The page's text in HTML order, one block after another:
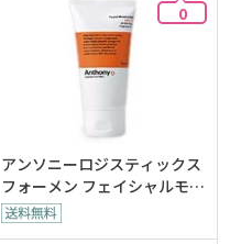
0
アンソニーロジスティックス
フォーメン フェイシャルモイ
スチャライザー SPF15